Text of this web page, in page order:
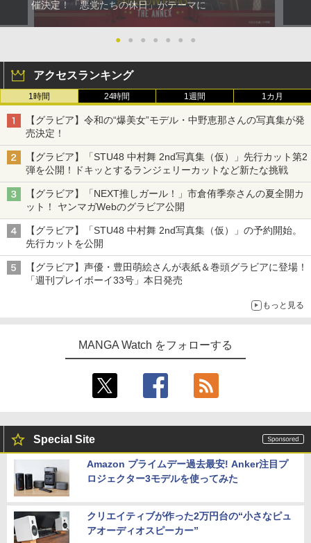
催決定！「悪党たちの休日」がテーマに
● ● ● ● ● ● ●
アクセスランキング
1時間 24時間 1週間 1カ月
【グラビア】令和の“爆美女”モデル・中野恵那さんの写真集が発
売決定！
【グラビア】「STU48 中村舞 2nd写真集（仮）」先行カット第2
弾を公開！ドキッとするランジェリーカットなど新たな挑戦
【グラビア】「NEXT推しガール！」市倉侑季奈さんの夏全開カ
ット！ ヤンマガWebのグラビア公開
【グラビア】「STU48 中村舞 2nd写真集（仮）」の予約開始。
先行カットを公開
【グラビア】声優・豊田萌絵さんが表紙＆巻頭グラビアに登場！
「週刊プレイボーイ33号」本日発売
もっと見る
MANGA Watch をフォローする
Special Site
Amazon プライムデー過去最安! Anker注目プ
ロジェクター3モデルを使ってみた
クリエイティブが作った2万円台の“小さなピュ
アオーディオスピーカー”